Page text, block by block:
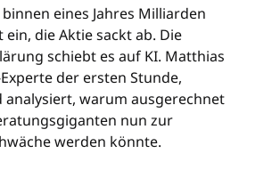
eines Jahres Milliarden
die Aktie sackt ab. Die
schiebt es auf KI. Matthias
der ersten Stunde,
warum ausgerechnet
nun zur
werden könnte.